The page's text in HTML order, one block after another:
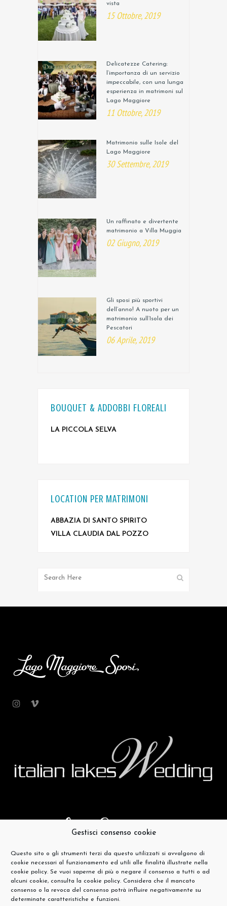
Gestisci consenso cookie
Questo sito o gli strumenti terzi da questo utilizzati si avvalgono di
cookie necessari al funzionamento ed utili alle finalità illustrate nella
cookie policy. Se vuoi saperne di più o negare il consenso a tutti o ad
alcuni cookie, consulta la cookie policy. Considera che il mancato
consenso o la revoca del consenso potrà influire negativamente su
determinate caratteristiche e funzioni.
vista
15 Ottobre, 2019
Delicatezze Catering:
l’importanza di un servizio
impeccabile, con una lunga
esperienza in matrimoni sul
Lago Maggiore
11 Ottobre, 2019
Matrimonio sulle Isole del
Lago Maggiore
30 Settembre, 2019
Un raffinato e divertente
matrimonio a Villa Muggia
02 Giugno, 2019
Gli sposi più sportivi
dell’anno! A nuoto per un
matrimonio sull’Isola dei
Pescatori
06 Aprile, 2019
BOUQUET & ADDOBBI FLOREALI
LA PICCOLA SELVA
LOCATION PER MATRIMONI
ABBAZIA DI SANTO SPIRITO
VILLA CLAUDIA DAL POZZO